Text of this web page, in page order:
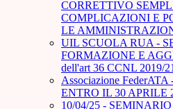
CORRETTIVO
COMPLICAZIONI E
LE
UIL SCUOLA RUA -
FORMAZIONE E
dell'art 36 CCNL 2019/21
Associazione
ENTRO IL 30 APRILE
10/04/25 -